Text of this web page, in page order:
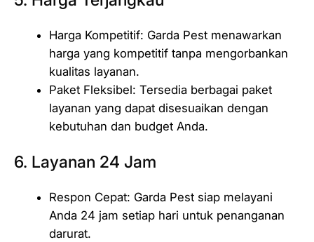
Harga Kompetitif: Garda Pest menawarkan
harga yang kompetitif tanpa mengorbankan
kualitas layanan.
Paket Fleksibel: Tersedia berbagai paket
layanan yang dapat disesuaikan dengan
kebutuhan dan budget Anda.
6. Layanan 24 Jam
Respon Cepat: Garda Pest siap melayani
Anda 24 jam setiap hari untuk penanganan
darurat.